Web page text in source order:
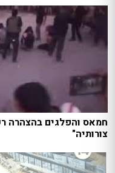
חמאס והפלגים בהצהרה
צורותיה"